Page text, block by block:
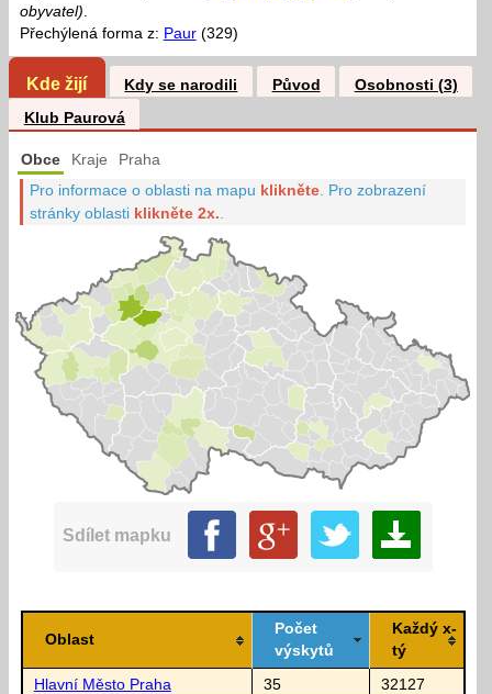
obyvatel).
Přechýlená forma z: Paur(329)
Kde žijí Kdy se narodili Původ
Osobnosti (3)
Klub Paurová
Obce Kraje Praha
Pro informace o oblasti na mapu klikněte Pro zobrazení
stránky oblasti klikněte 2x.
Sdílet mapku
Oblast
Počet
výskytů
Každý x-
tý
Hlavní Město Praha 35 32127